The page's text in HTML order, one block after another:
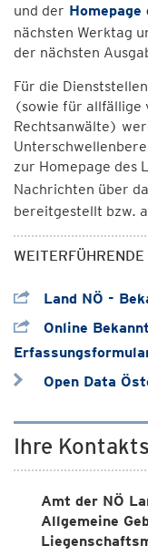
und der Homepage
nächsten Werktag
der nächsten
Für die
(sowie für allfällige
Rechtsanwälte)
zur Homepage des
Nachrichten über
bereitgestellt bzw.
Land NÖ -
Online
Open Data
Ihre
Amt der NÖ
Allgemeine